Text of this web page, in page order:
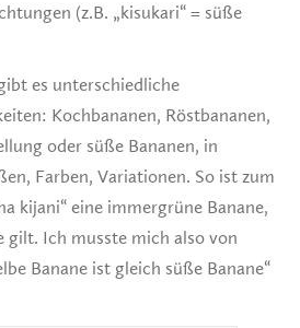
(z.B. „kisukari“ = süße
es unterschiedliche
Kochbananen, Röstbananen,
oder süße Bananen, in
Farben, Variationen. So ist zum
kijani“ eine immergrüne Banane,
gilt. Ich musste mich also von
Banane ist gleich süße Banane“